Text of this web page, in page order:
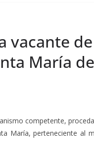
vacante de
María
competente,
María, perteneciente al